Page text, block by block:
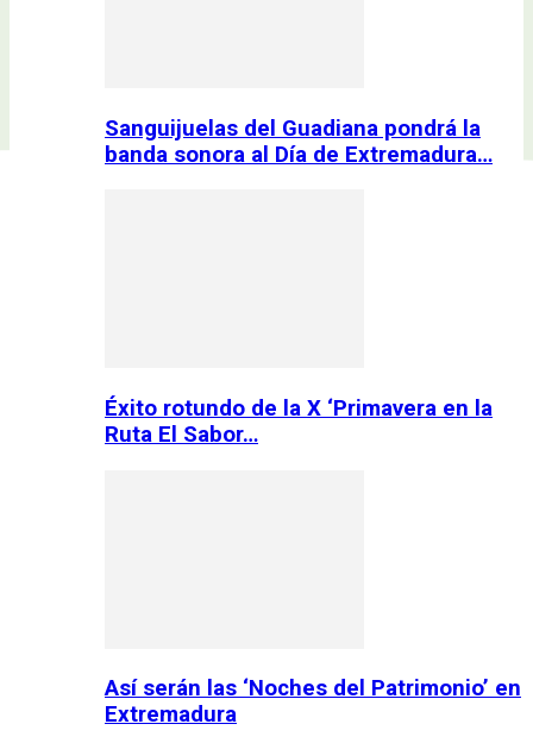
Sanguijuelas del Guadiana pondrá la
banda sonora al Día de Extremadura…
Éxito rotundo de la X ‘Primavera en la
Ruta El Sabor…
Así serán las ‘Noches del Patrimonio’ en
Extremadura